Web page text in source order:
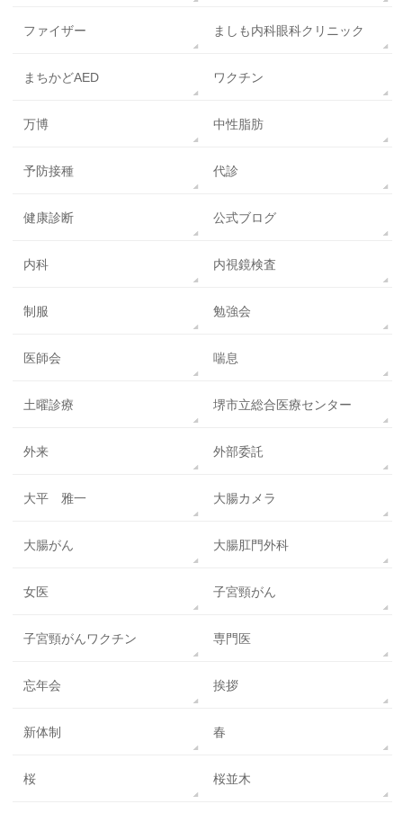
ファイザー ましも内科眼科クリニック
まちかどAED ワクチン
万博 中性脂肪
予防接種 代診
健康診断 公式ブログ
内科 内視鏡検査
制服 勉強会
医師会 喘息
土曜診療 堺市立総合医療センター
外来 外部委託
大平 雅一 大腸カメラ
大腸がん 大腸肛門外科
女医 子宮頸がん
子宮頸がんワクチン 専門医
忘年会 挨拶
新体制 春
桜 桜並木